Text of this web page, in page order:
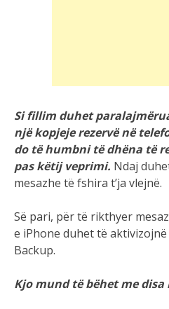
Si fillim duhet
një kopjeje rezervë në
do të humbni të dhëna të
pas këtij veprimi. Ndaj
mesazhe të fshira t’ja vlejnë.
Së pari, për të rikthyer
e iPhone duhet të aktivizojnë
Backup.
Kjo mund të bëhet me disa